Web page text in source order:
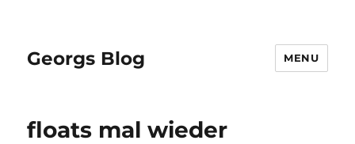
Georgs Blog MENU
floats mal wieder